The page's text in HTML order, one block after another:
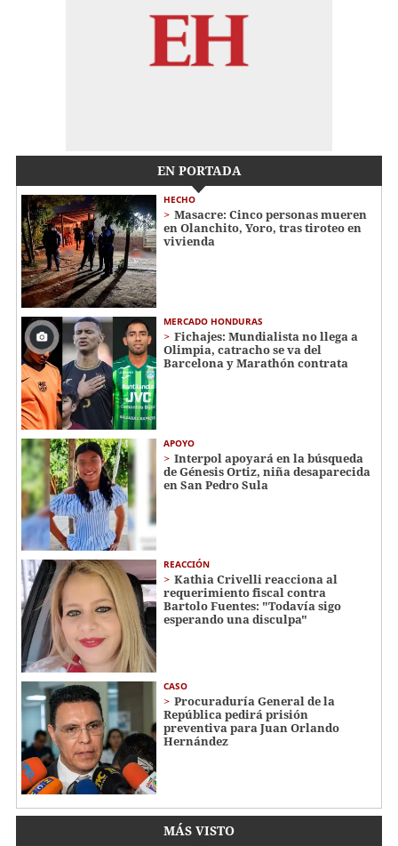
EN PORTADA
HECHO
Masacre: Cinco personas mueren
en Olanchito, Yoro, tras tiroteo en
vivienda
MERCADO HONDURAS
Fichajes: Mundialista no llega a
Olimpia, catracho se va del
Barcelona y Marathón contrata
APOYO
Interpol apoyará en la búsqueda
de Génesis Ortiz, niña desaparecida
en San Pedro Sula
REACCIÓN
Kathia Crivelli reacciona al
requerimiento fiscal contra
Bartolo Fuentes: "Todavía sigo
esperando una disculpa"
CASO
Procuraduría General de la
República pedirá prisión
preventiva para Juan Orlando
Hernández
MÁS VISTO